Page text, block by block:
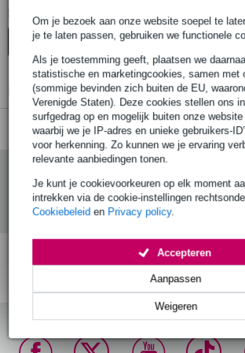
Om je bezoek aan onze website soepel te
je te laten passen, gebruiken we functionele
Als je toestemming geeft, plaatsen we
statistische en marketingcookies, samen met
(sommige bevinden zich buiten de EU,
Verenigde Staten). Deze cookies stellen ons
surfgedrag op en mogelijk buiten onze website
waarbij we je IP-adres en unieke gebruikers-
voor herkenning. Zo kunnen we je ervaring
relevante aanbiedingen tonen.
Je kunt je cookievoorkeuren op elk moment
intrekken via de cookie-instellingen
Cookiebeleid en Privacy policy.
Weigeren
Aanpassen
Accepteren
Top-10
Er zijn geen producten gevonden.
morgen in huis (mits